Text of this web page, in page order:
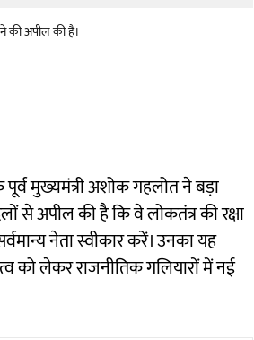
की अपील की है।
मुख्यमंत्री अशोक गहलोत ने बड़ा
से अपील की है कि वे लोकतंत्र की रक्षा
नेता स्वीकार करें। उनका यह
लेकर राजनीतिक गलियारों में नई